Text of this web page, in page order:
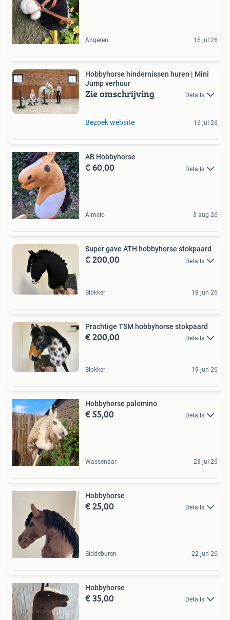
Angeren 16 jul 26
Hobbyhorse hindernissen huren | Mini
Jump verhuur
Zie omschrijving Details
Bezoek website 16 jul 26
AB Hobbyhorse
€ 60,00 Details
Almelo 3 aug 26
Super gave ATH hobbyhorse stokpaard
€ 200,00 Details
Blokker 19 jun 26
Prachtige TSM hobbyhorse stokpaard
€ 200,00 Details
Blokker 19 jun 26
Hobbyhorse palomino
€ 55,00 Details
Wassenaar 23 jul 26
Hobbyhorse
€ 25,00 Details
Siddeburen 22 jun 26
Hobbyhorse
€ 35,00 Details